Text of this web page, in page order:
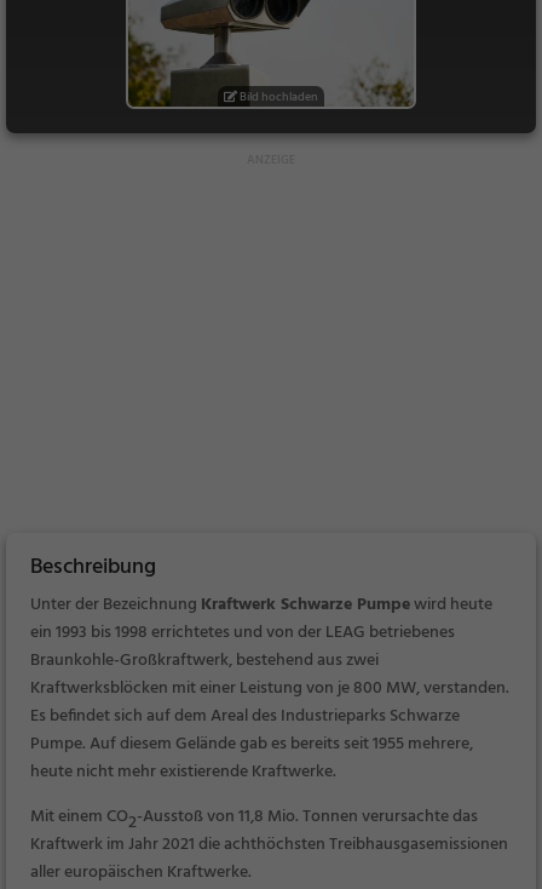
Bild hochladen
Beschreibung
Unter der Bezeichnung Kraftwerk Schwarze Pumpewird heute
ein 1993 bis 1998 errichtetes und von der LEAG betriebenes
Braunkohle-Großkraftwerk, bestehend aus zwei
Kraftwerksblöcken mit einer Leistung von je 800 MW, verstanden.
Es befindet sich auf dem Areal des Industrieparks Schwarze
Pumpe. Auf diesem Gelände gab es bereits seit 1955 mehrere,
heute nicht mehr existierende Kraftwerke.
Mit einem CO2-Ausstoß von 11,8 Mio. Tonnen verursachte das
Kraftwerk im Jahr 2021 die achthöchsten Treibhausgasemissionen
aller europäischen Kraftwerke.